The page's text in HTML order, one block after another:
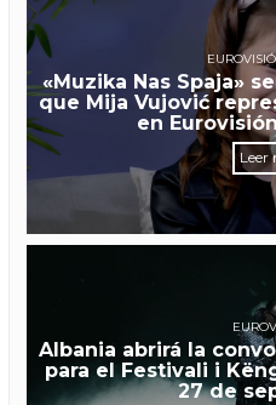
«Muzika Nas Spaja»
que Mija Vujović
en
Leer
Albania abrirá la
para el Festivali i
27 de